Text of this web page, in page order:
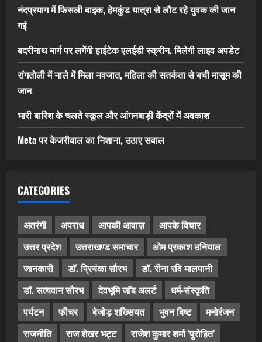
नंदप्रयाग में फिसली बाइक, हेमकुंड यात्रा से लौट रहे युवक की जान
गई
बदरीनाथ मार्ग पर लगेंगी हाईटेक एलईडी स्क्रीन, मिलेगी लाइव अपडेट
रांगतोली में नाले में मिला नवजात, महिला की सतर्कता से बची मासूम की
जान
भारी बारिश के चलते स्कूल और आंगनबाड़ी केंद्रों में अवकाश
Meta पर केजरीवाल का निशाना, उठाए सवाल
CATEGORIES
अतरंगी अपराध आपकी आवाज़
आपके विचार
उत्तर प्रदेश
उत्तराखण्ड समाचार
ओम प्रकाश उनियाल
जानकारी
डॉ. प्रियंका सौरभ
डॉ. रीना रवि मालपानी
डॉ. सत्यवान सौरभ
देवभूमि जॉब अलर्ट
धर्म-संस्कृति
पर्यटन
फीचर बेजोड़ शख्सियत भुवन बिष्ट
मनोरंजन
राजनीति
राज शेखर भट्ट राजेश कुमार शर्मा ‘पुरोहित’